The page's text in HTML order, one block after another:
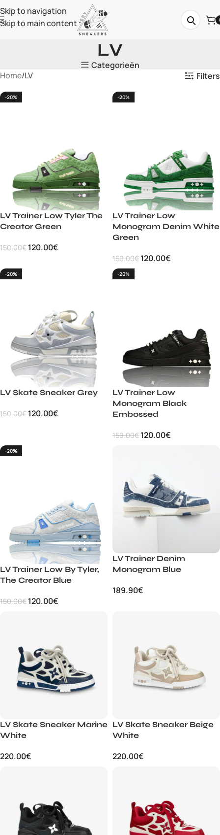
Skip to navigation
Skip to main content
LV
Categorieën
Home LV Filters
-20%
LV Trainer Low Tyler The
Creator Green
150.00€ 120.00€
-20%
LV Trainer Low
Monogram Denim White
Green
150.00€ 120.00€
-20%
LV Skate Sneaker Grey
150.00€ 120.00€
-20%
LV Trainer Low
Monogram Black
Embossed
150.00€ 120.00€
-20%
LV Trainer Low By Tyler,
The Creator Blue
150.00€ 120.00€
LV Trainer Denim
Monogram Blue
189.90€
LV Skate Sneaker Marine
White
220.00€
LV Skate Sneaker Beige
White
220.00€